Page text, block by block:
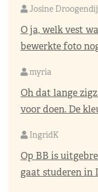
Josine
O ja, welk vest
bewerkte foto
myria
Oh dat lange
voor doen. De
IngridK
Op BB is
gaat studeren in